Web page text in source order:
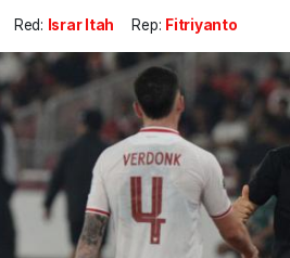
Red: Israr Itah Rep: Fitriyanto